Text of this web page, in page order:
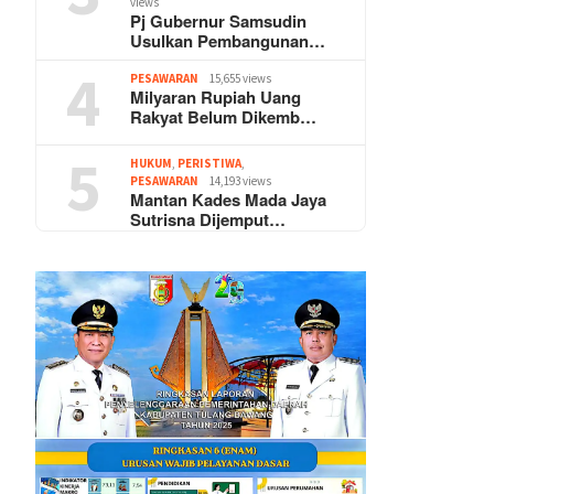
Pj Gubernur Samsudin
Usulkan Pembangunan…
4 PESAWARAN 15,655 views
Milyaran Rupiah Uang
Rakyat Belum Dikemb…
5 HUKUM PERISTIWA
PESAWARAN
14,193 views
Mantan Kades Mada Jaya
Sutrisna Dijemput…